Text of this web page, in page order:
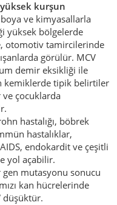
kurşun
ve kimyasallarla
yüksek bölgelerde
otomotiv tamircilerinde
görülür. MCV
demir eksikliği ile
kemiklerde tipik belirtiler
çocuklarda
hastalığı, böbrek
hastalıklar,
endokardit ve çeşitli
yol açabilir.
gen mutasyonu sonucu
kan hücrelerinde
düşüktür.